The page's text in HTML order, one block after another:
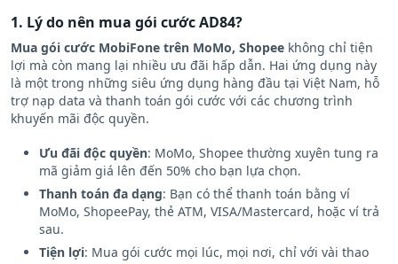
của MobiFone
1. Lý do nên mua gói cước AD84?
Mua gói cước MobiFone trên MoMo, Shopeekhông chỉ tiện
lợi mà còn mang lại nhiều ưu đãi hấp dẫn. Hai ứng dụng này
là một trong những siêu ứng dụng hàng đầu tại Việt Nam, hỗ
trợ nạp data và thanh toán gói cước với các chương trình
khuyến mãi độc quyền.
Ưu đãi độc quyền: MoMo, Shopee thường xuyên tung ra
mã giảm giá lên đến 50% cho bạn lựa chọn.
Thanh toán đa dạng: Bạn có thể thanh toán bằng ví
MoMo, ShopeePay, thẻ ATM, VISA/Mastercard, hoặc ví trả
sau.